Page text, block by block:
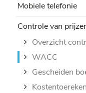
Mobiele telefonie
Controle van
Controle van
Overzicht
WACC
Gescheiden